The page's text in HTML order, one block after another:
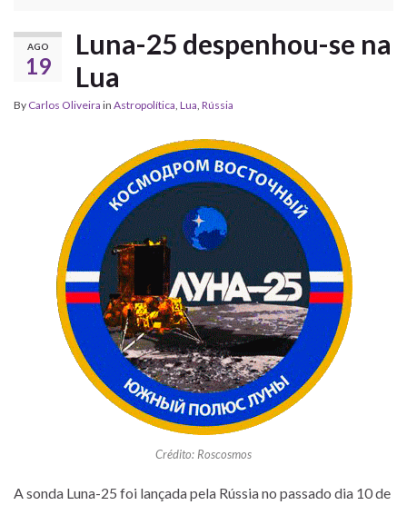
AGO
19
Luna-25 despenhou-se na
Lua
By Carlos Oliveira in Astropolítica, Lua, Rússia
Crédito: Roscosmos
A sonda Luna-25 foi lançada pela Rússia no passado dia 10 de